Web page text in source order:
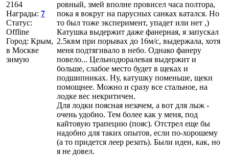
2164
Награды: 7
Статус:
Offline
Город: Крым,
в Москве
зимую
ровный, змей вполне провисел часа полтора,
пока я вокруг на парусных санках катался. Но
то был тоже эксперимент, упадет или нет ,)
Катушка выдержит даже фанерная, я запускал
2.5квм при порывах до 16м/с, выдержала, хотя
меня подтягивало в небо. Однако фанеру
повело... Цельнодюралевая выдержит и
больше, слабое место будет в щеках и
подшипниках. Ну, катушку поменьше, щеки
помощнее. Можно и сразу все стальное, на
лодке вес некритичен.
Для лодки поясная незачем, а вот для лыж -
очень удобно. Тем более как у меня, под
кайтовую трапецию (пояс). Отстрел еще бы
надобно для таких опытов, если по-хорошему
(а то придется леер резать). Были идеи, как, но
я не довел.